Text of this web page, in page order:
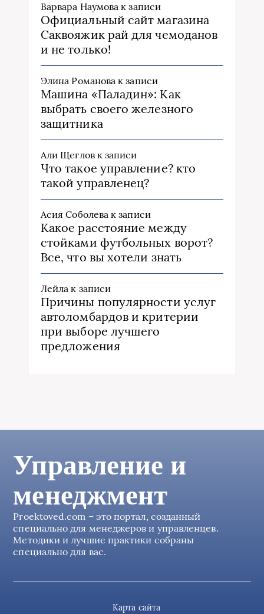
Варвара Наумова к записи
Официальный сайт магазина
Саквояжик рай для чемоданов
и не только!
Элина Романова к записи
Машина «Паладин»: Как
выбрать своего железного
защитника
Али Щегловк записи
Что такое управление? кто
такой управленец?
Асия Соболева к записи
Какое расстояние между
стойками футбольных ворот?
Все, что вы хотели знать
Лейла к записи
Причины популярности услуг
автоломбардов и критерии
при выборе лучшего
предложения
Управление и
менеджмент
Proektoved.com – это портал, созданный
специально для менеджеров и управленцев.
Методики и лучшие практики собраны
специально для вас.
Карта сайта